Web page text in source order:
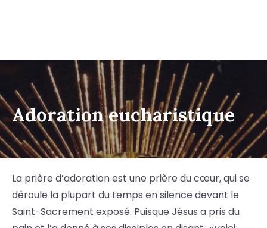
Adoration eucharistique
La prière d’adoration est une prière du cœur, qui se
déroule la plupart du temps en silence devant le
Saint-Sacrement exposé. Puisque Jésus a pris du